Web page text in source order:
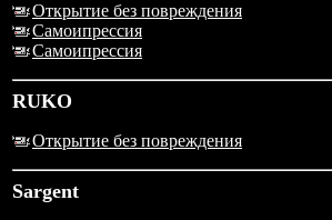
Открытие без повреждения
Самоипрессия
Самоипрессия
RUKO
Открытие без повреждения
Sargent